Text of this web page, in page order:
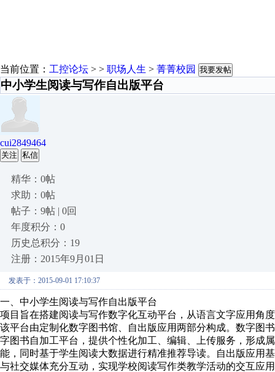
当前位置： 工控论坛 > > 职场人生 > 菁菁校园 我要发帖
中小学生阅读与写作自出版平台
cui2849464
关注 私信
精华：0帖
求助：0帖
帖子：9帖 | 0回
年度积分：0
历史总积分：19
注册：2015年9月01日
发表于：2015-09-01 17:10:37
一、中小学生阅读与写作自出版平台
项目旨在搭建阅读与写作数字化互动平台，从语言文字应用角
该平台由定制化数字图书馆、自出版应用两部分构成。数字图
字图书自加工平台，提供个性化加工、编辑、上传服务，形成
能，同时基于学生阅读大数据进行精准推荐导读。自出版应用
与社交媒体充分互动，实现学校阅读写作类教学活动的交互应